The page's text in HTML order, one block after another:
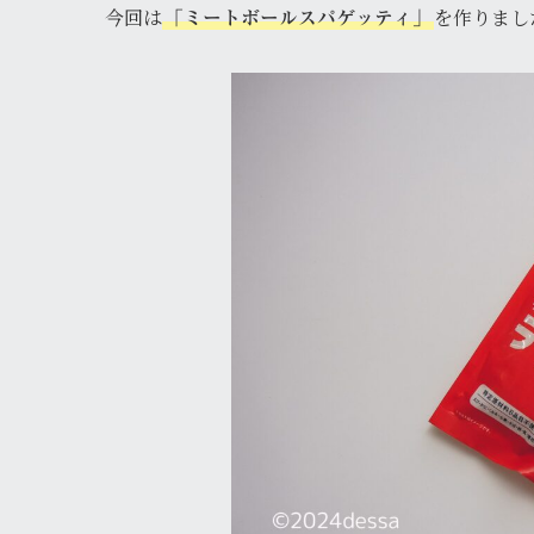
今回は「ミートボールスパゲッティ」 を作りま